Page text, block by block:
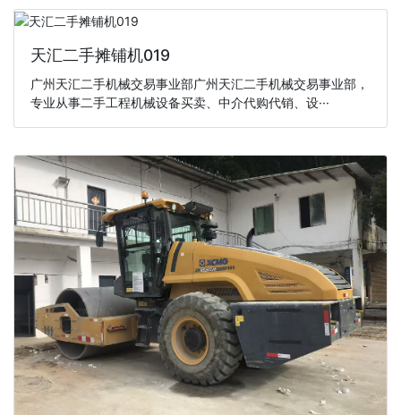
天汇二手摊铺机019
广州天汇二手机械交易事业部广州天汇二手机械交易事业部，
专业从事二手工程机械设备买卖、中介代购代销、设···